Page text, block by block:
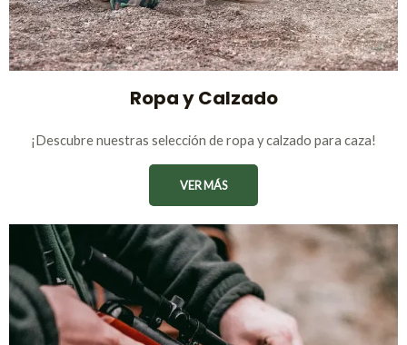
Ropa y Calzado
¡Descubre nuestras selección de ropa y calzado para caza!
VER MÁS